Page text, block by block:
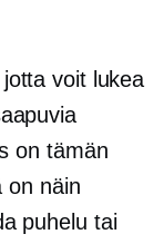
voit lukea
on tämän
on näin
puhelu tai